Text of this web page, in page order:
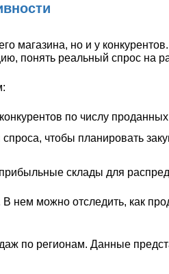
магазина, но и у
понять реальный спрос на
по числу
чтобы планировать
склады для
нем можно отследить, как
по регионам. Данные